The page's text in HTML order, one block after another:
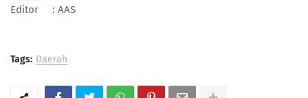
Editor : AAS
Tags: Daerah